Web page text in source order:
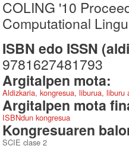
COLING '10
Computational
ISBN edo ISSN
9781627481793
Argitalpen mota:
Aldizkaria, kongresua, liburua,
Argitalpen mota
ISBNdun kongresua
Kongresuaren
SCIE clase 2